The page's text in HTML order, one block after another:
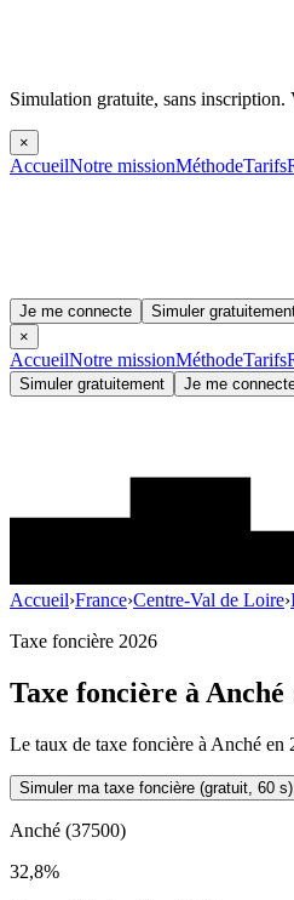
Simulation gratuite, sans inscription.
×
AccueilNotre missionMéthodeTarifs
Je me connecte
Simuler
×
AccueilNotre missionMéthodeTarifs
Simuler gratuitement Je me
Accueil›France›Centre-Val de Loire›
Taxe foncière 2026
Taxe foncière à Anché
Le taux de taxe foncière à Anché
Simuler ma taxe foncière (gratuit, 60 s)
Anché (37500)
32,8%